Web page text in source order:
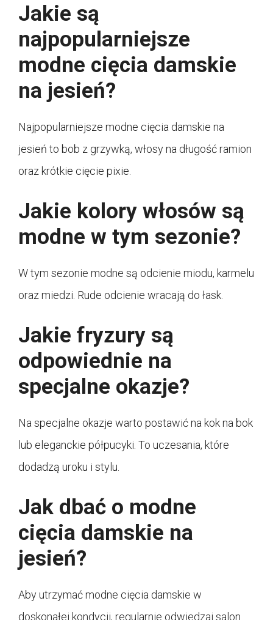
Jakie są
najpopularniejsze
modne cięcia damskie
na jesień?
Najpopularniejsze modne cięcia damskie na
jesień to bob z grzywką, włosy na długość ramion
oraz krótkie cięcie pixie.
Jakie kolory włosów są
modne w tym sezonie?
W tym sezonie modne są odcienie miodu, karmelu
oraz miedzi. Rude odcienie wracają do łask.
Jakie fryzury są
odpowiednie na
specjalne okazje?
Na specjalne okazje warto postawić na kok na bok
lub eleganckie półpucyki. To uczesania, które
dodadzą uroku i stylu.
Jak dbać o modne
cięcia damskie na
jesień?
Aby utrzymać modne cięcia damskie w
doskonałej kondycji, regularnie odwiedzaj salon